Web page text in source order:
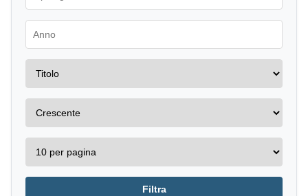
Filtra